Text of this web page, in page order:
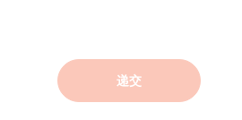
递交